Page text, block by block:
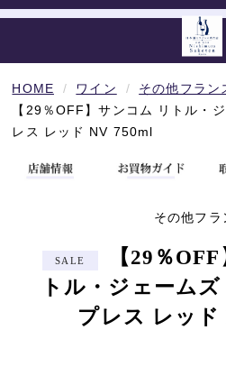
HOME ワイン
その他フラン
【29％OFF】サンコム リトル・
レス レッド NV 750ml
その他フラ
【29％
トル・ジェーム
プレス レッド